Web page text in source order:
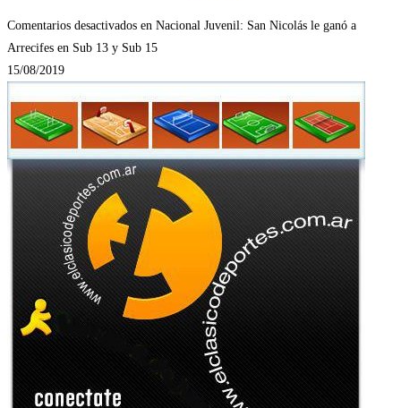
Comentarios desactivados en Nacional Juvenil: San Nicolás le ganó a
Arrecifes en Sub 13 y Sub 15
15/08/2019